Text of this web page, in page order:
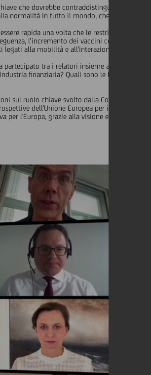
che dovrebbe contraddistinguere l'anno
normalità in tutto il mondo, che si svilupperà
rapida una volta che le restrizioni
l’incremento dei vaccini consentirà in
alla mobilità e all'interazione sociale.
partecipato tra i relatori insieme al CEO di KfW
finanziaria? Quali sono le lezioni
sul ruolo chiave svolto dalla Commissione
dell'Unione Europea per il 2021 e oltre.
per l'Europa, grazie alla visione e alla volontà